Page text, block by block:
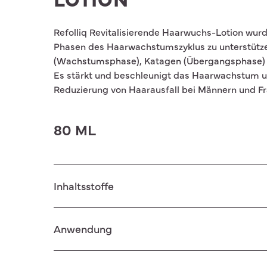
Refolliq Revitalisierende Haarwuchs-Lotion
Phasen des Haarwachstumszyklus zu
(Wachstumsphase), Katagen (Übergangsphase)
Es stärkt und beschleunigt das Haarwachstum
Reduzierung von Haarausfall bei Männern und
80 ML
Inhaltsstoffe
Hexylene Glycol, Cinnamomum Zeylanicum
Anwendung